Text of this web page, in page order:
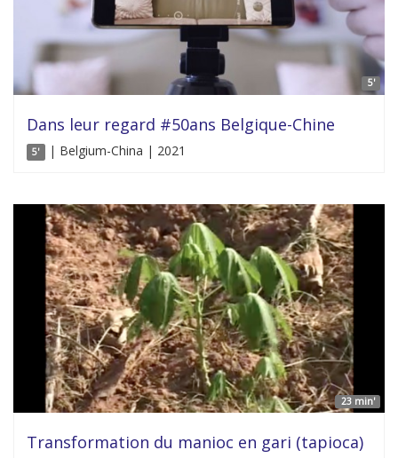
5'
Dans leur regard #50ans Belgique-Chine
5' | Belgium-China | 2021
23 min'
Transformation du manioc en gari (tapioca)